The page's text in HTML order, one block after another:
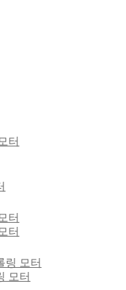
터
터
터
링 모터
모터